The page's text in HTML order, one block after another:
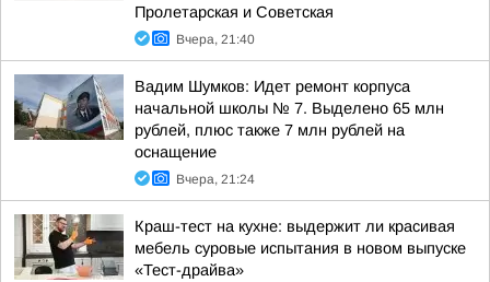
Пролетарская и Советская
Вчера, 21:40
Вадим Шумков: Идет ремонт корпуса
начальной школы № 7. Выделено 65 млн
рублей, плюс также 7 млн рублей на
оснащение
Вчера, 21:24
Краш-тест на кухне: выдержит ли красивая
мебель суровые испытания в новом выпуске
«Тест-драйва»